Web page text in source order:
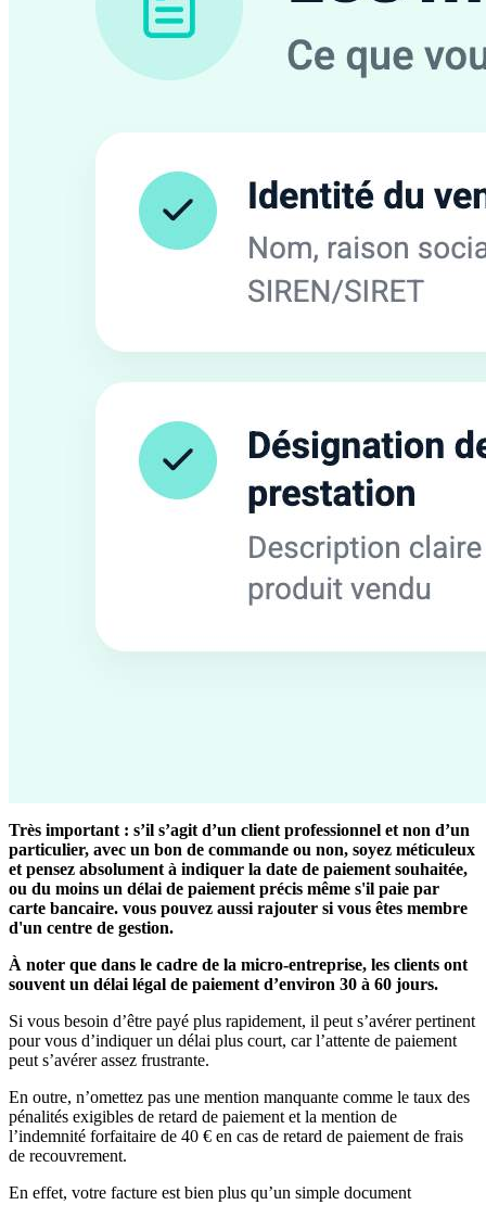
Très important : s’il s’agit d’un client professionnel et non d’un
particulier, avec un bon de commande ou non, soyez méticuleux
et pensez absolument à indiquer la date de paiement souhaitée,
ou du moins un délai de paiement précis même s'il paie par
carte bancaire. vous pouvez aussi rajouter si vous êtes membre
d'un centre de gestion.
À noter que dans le cadre de la micro-entreprise, les clients ont
souvent un délai légal de paiement d’environ 30 à 60 jours.
Si vous besoin d’être payé plus rapidement, il peut s’avérer pertinent
pour vous d’indiquer un délai plus court, car l’attente de paiement
peut s’avérer assez frustrante.
En outre, n’omettez pas une mention manquante comme le taux des
pénalités exigibles de retard de paiement et la mention de
l’indemnité forfaitaire de 40 € en cas de retard de paiement de frais
de recouvrement.
En effet, votre facture est bien plus qu’un simple document